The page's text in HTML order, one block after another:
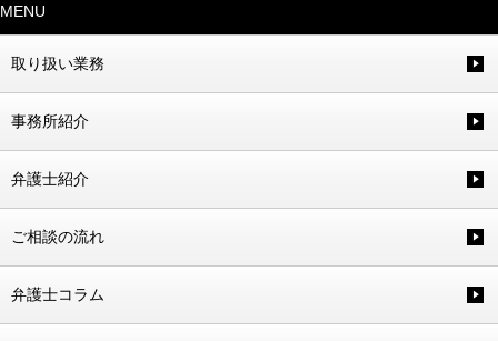
MENU
取り扱い業務
事務所紹介
弁護士紹介
ご相談の流れ
弁護士コラム